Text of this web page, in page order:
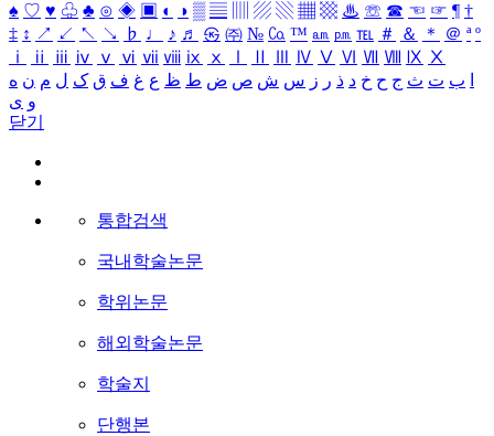
♠ ♡ ♥ ♧ ♣ ⊙ ◈ ▣ ◐ ◑ ▒ ▤ ▨ ▧ ▦ ▩ ♨ ☏ ☎ ☜ ☞ ¶ †
‡ ↕ ↗ ↙ ↖ ↘ ♭ ♩ ♪ ♬ ㉿ ㈜ № ㏇ ™ ㏂ ㏘ ℡ ＃ ＆ ＊ ＠ ª º
ⅰ
ⅱ ⅲ ⅳ ⅴ ⅵ ⅶ ⅷ ⅸ ⅹ Ⅳ Ⅴ Ⅵ Ⅶ Ⅷ Ⅸ Ⅹ
ب ت ث ج ح خ د ذ ر ز س ش ص ض ط ظ ع غ ف ق ک ل م ن ه
و ی
닫기
통합검색
국내학술논문
학위논문
해외학술논문
학술지
단행본